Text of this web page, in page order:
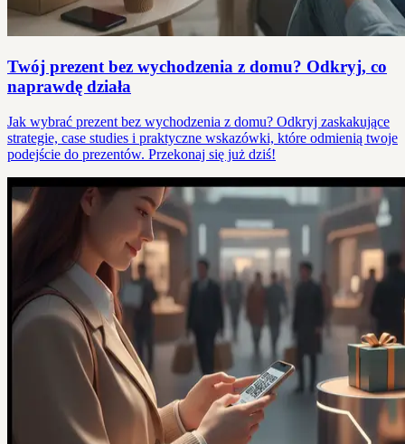
Twój prezent bez wychodzenia z domu? Odkryj, co
naprawdę działa
Jak wybrać prezent bez wychodzenia z domu? Odkryj zaskakujące
strategie, case studies i praktyczne wskazówki, które odmienią twoje
podejście do prezentów. Przekonaj się już dziś!